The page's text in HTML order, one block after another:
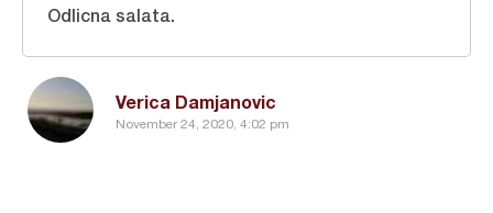
Verica Damjanovic
November 24, 2020, 4:02 pm
Odlicna salata.